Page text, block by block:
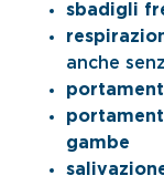
sbadigli
anche
gambe